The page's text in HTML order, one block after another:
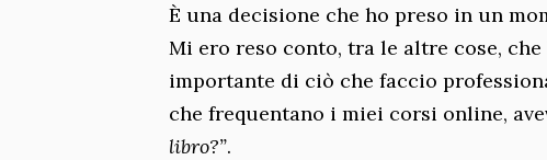
È una decisione che ho preso in un
Mi ero reso conto, tra le altre cose,
importante di ciò che faccio
che frequentano i miei corsi online,
libro?”.